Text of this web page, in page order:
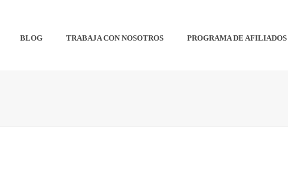
BLOG TRABAJA CON NOSOTROS PROGRAMA DE AFILIADOS